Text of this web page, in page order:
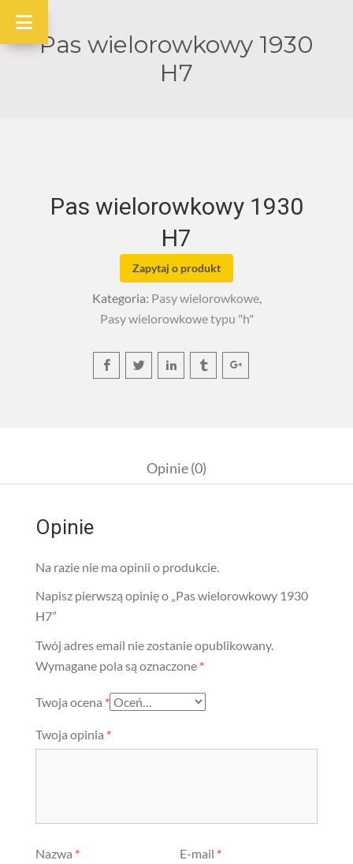
Pas wielorowkowy 1930
H7
Pas wielorowkowy 1930
H7
Zapytaj o produkt
Kategoria: Pasy wielorowkowe,
Pasy wielorowkowe typu "h"
Opinie (0)
Opinie
Na razie nie ma opinii o produkcie.
Napisz pierwszą opinię o „Pas wielorowkowy 1930
H7”
Twój adres email nie zostanie opublikowany.
Wymagane pola są oznaczone *
Twoja ocena *
Twoja opinia *
Nazwa * E-mail *